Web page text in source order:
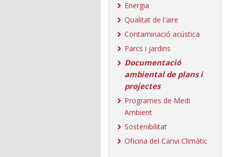
Energia
Qualitat de l'aire
Contaminació acústica
Parcs i jardins
Documentació
ambiental de plans i
projectes
Programes de Medi
Ambient
Sostenibilitat
Oficina del Canvi Climàtic